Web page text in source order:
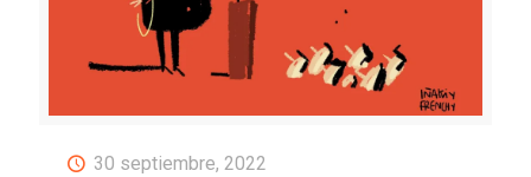
30 septiembre, 2022